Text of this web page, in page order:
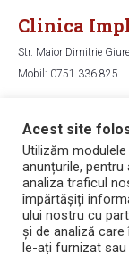
Acest site
Utilizăm
anunțurile,
analiza traficul
împărtășiți
ului nostru cu
și de analiză
le-ați furnizat
Clinica
Str. Maior Dimitrie
Mobil: 0751.336.825
Hartă
Copyright © 2006 -
Politica de
Politica de utilizare a
Termeni și condiții
Bicarbonat de sodiu